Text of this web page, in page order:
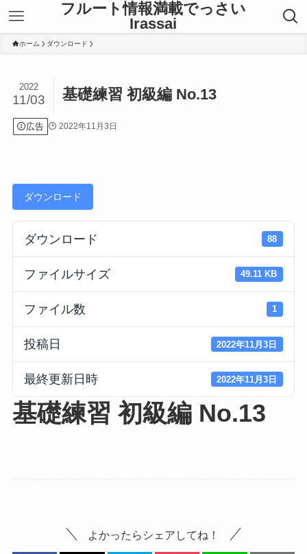
フルート情報満載でっさい
Irassai
ホーム ダウンロード
基礎練習 初級編 No.13
2022
11/03
広告 2022年11月3日
ダウンロード
ダウンロード 88
ファイルサイズ 49.11 KB
ファイル数 1
投稿日 2022年11月3日
最終更新日時 2022年11月3日
基礎練習 初級編 No.13
よかったらシェアしてね！